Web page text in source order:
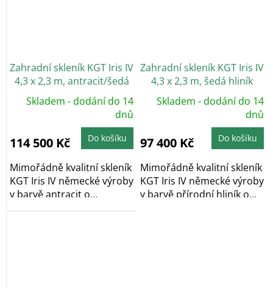
Zahradní skleník KGT Iris IV
4,3 x 2,3 m, antracit/šedá
Skladem - dodání do 14
dnů
114 500 Kč Do košíku
Mimořádně kvalitní skleník
KGT Iris IV německé výroby
v barvě antracit o
rozměrech...
Zahradní skleník KGT Iris IV
4,3 x 2,3 m, šedá hliník
Skladem - dodání do 14
dnů
97 400 Kč Do košíku
Mimořádně kvalitní skleník
KGT Iris IV německé výroby
v barvě přírodní hliník o...